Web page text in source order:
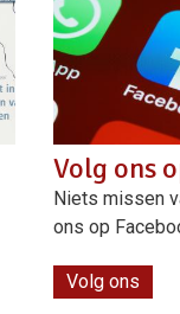
Volg ons
Niets missen
ons op
Volg ons